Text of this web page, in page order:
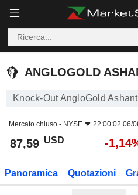
ANGLOGOLD ASHANTI PLC
ANGLOGOLD
Knock-Out AngloGold
Mercato chiuso - NYSE 22:00:02 06/
87,59 USD -
Panoramica Quotazioni